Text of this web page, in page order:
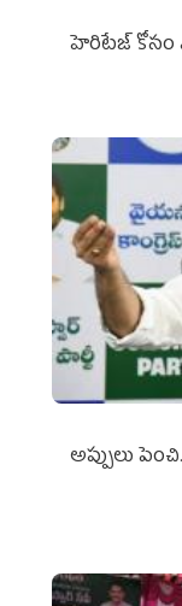
హెరిటేజ్ కోసం
అప్పులు